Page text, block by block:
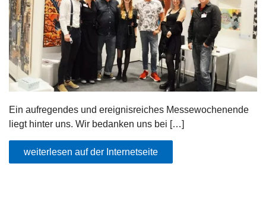
Ein aufregendes und ereignisreiches Messewochenende
liegt hinter uns. Wir bedanken uns bei […]
weiterlesen auf der Internetseite